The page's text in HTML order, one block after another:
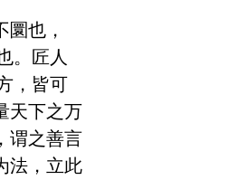
也，
。匠人
，皆可
天下之万
谓之善言
法，立此